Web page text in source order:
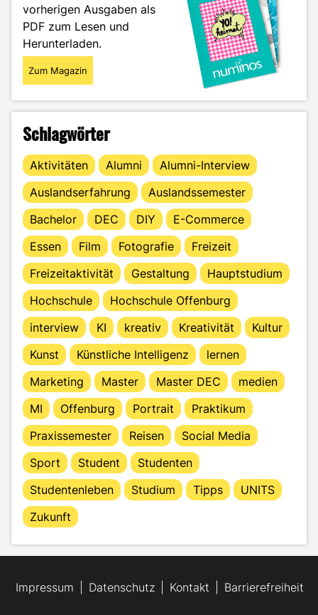
vorherigen Ausgaben als
PDF zum Lesen und
Herunterladen.
Zum Magazin
Schlagwörter
Aktivitäten Alumni
Alumni-Interview
Auslandserfahrung
Auslandssemester
Bachelor
DEC DIY
E-Commerce
Essen
Film Fotografie
Freizeit
Freizeitaktivität
Gestaltung
Hauptstudium
Hochschule
Hochschule Offenburg
interview
KI kreativ Kreativität
Kultur
Kunst
Künstliche Intelligenz
lernen
Marketing
Master Master DEC
medien
MI
Offenburg Portrait
Praktikum
Praxissemester
Reisen
Social Media
Sport
Student
Studenten
Studentenleben
Studium Tipps
UNITS
Zukunft
Impressum Datenschutz Kontakt Barrierefreiheit